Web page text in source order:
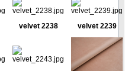
velvet 2238 velvet 2239